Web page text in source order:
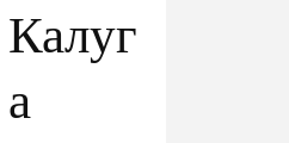
Калуг
а